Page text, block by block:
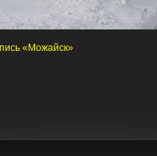
«Можайск»